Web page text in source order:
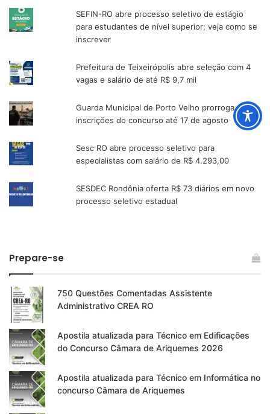
SEFIN-RO abre processo seletivo de estágio
para estudantes de nível superior; veja como se
inscrever
Prefeitura de Teixeirópolis abre seleção com 4
vagas e salário de até R$ 9,7 mil
Guarda Municipal de Porto Velho prorroga
inscrições do concurso até 17 de agosto
Sesc RO abre processo seletivo para
especialistas com salário de R$ 4.293,00
SESDEC Rondônia oferta R$ 73 diários em novo
processo seletivo estadual
Prepare-se
750 Questões Comentadas Assistente
Administrativo CREA RO
Apostila atualizada para Técnico em Edificações
do Concurso Câmara de Ariquemes 2026
Apostila atualizada para Técnico em Informática no
concurso Câmara de Ariquemes